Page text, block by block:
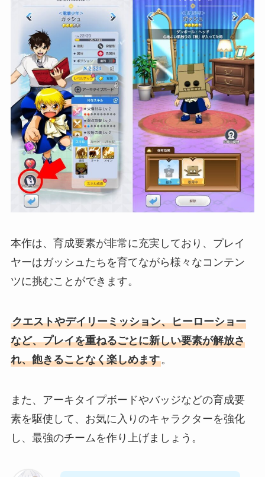
本作は、育成要素が非常に充実しており、プレイ
ヤーはガッシュたちを育てながら様々なコンテン
ツに挑むことができます。
クエストやデイリーミッション、ヒーローショー
など、プレイを重ねるごとに新しい要素が解放さ
れ、飽きることなく楽しめます。
また、アーキタイプボードやバッジなどの育成要
素を駆使して、お気に入りのキャラクターを強化
し、最強のチームを作り上げましょう。